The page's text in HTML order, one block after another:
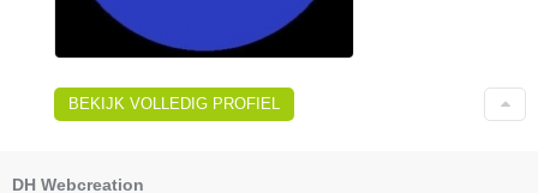
BEKIJK VOLLEDIG PROFIEL
DH Webcreation